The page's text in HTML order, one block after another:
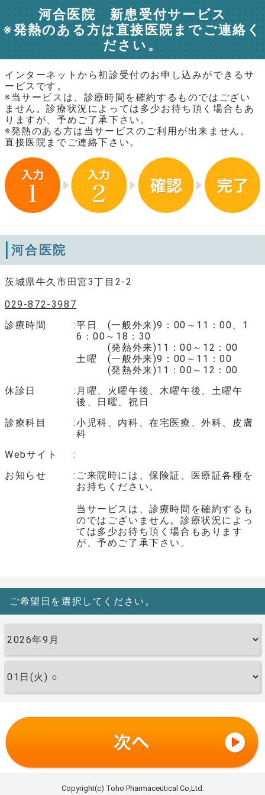
河合医院 新患受付サービス
※発熱のある方は直接医院までご連絡く
ださい。
インターネットから初診受付のお申し込みができるサ
ービスです。
※当サービスは、診療時間を確約するものではござい
ません。診療状況によっては多少お待ち頂く場合もあ
りますが、予めご了承下さい。
※発熱のある方は当サービスのご利用が出来ません。
直接医院までご連絡下さい。
河合医院
茨城県牛久市田宮3丁目2-2
029-872-3987
診療時間
平日 (一般外来)9：00～11：00、1
6：00～18：30
(発熱外来)11：00～12：00
土曜 (一般外来)9：00～11：00
(発熱外来)11：00～12：00
休診日
月曜、火曜午後、木曜午後、土曜午
後、日曜、祝日
診療科目
小児科、内科、在宅医療、外科、皮膚
科
Webサイト
お知らせ
ご来院時には、保険証、医療証各種を
お持ちください。
当サービスは、診療時間を確約するも
のではございません。診療状況によっ
ては多少お待ち頂く場合もあります
が、予めご了承下さい。
ご希望日を選択してください。
Copyright(c) Toho Pharmaceutical Co,Ltd.